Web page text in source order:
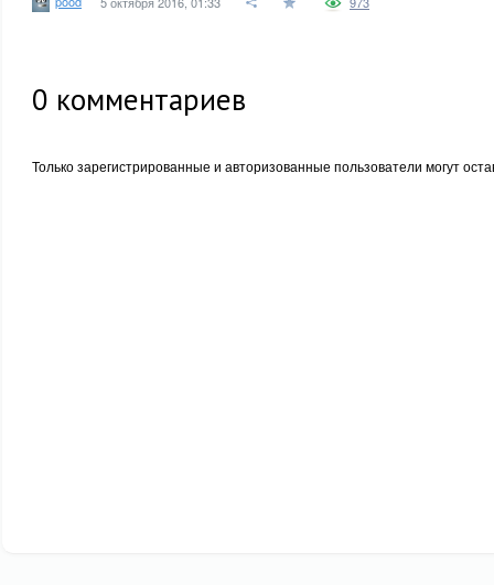
0 комментариев
Только зарегистрированные и авторизованные пользователи могут